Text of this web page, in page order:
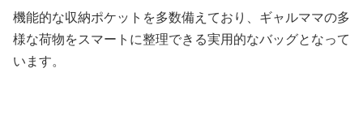
機能的な収納ポケットを多数備えており、ギャルママの多
様な荷物をスマートに整理できる実用的なバッグとなって
います。